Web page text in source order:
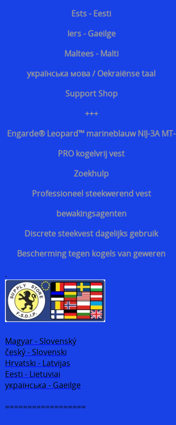
Ests - Eesti
Iers - Gaeilge
Maltees - Malti
українська мова / Oekraiënse taal
Support Shop
+++
Engarde® Leopard™ marineblauw NIJ-3A MT-
PRO kogelvrij vest
Zoekhulp
Professioneel steekwerend vest
bewakingsagenten
Discrete steekvest dagelijks gebruik
Bescherming tegen kogels van geweren
.
Magyar - Slovenský
český - Slovenski
Hrvatski - Latvijas
Eesti - Lietuviai
українська - Gaeilge
==================